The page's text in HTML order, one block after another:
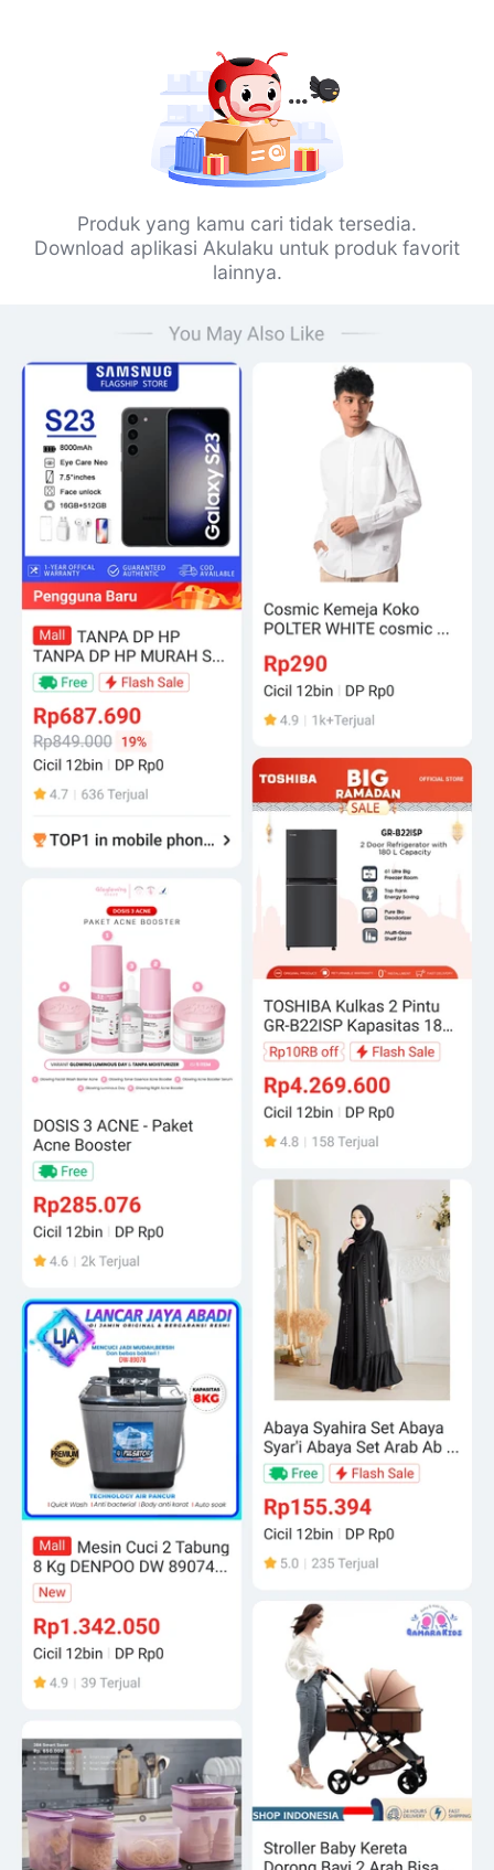
Produk yang kamu cari tidak tersedia.
Download aplikasi Akulaku untuk produk favorit
lainnya.